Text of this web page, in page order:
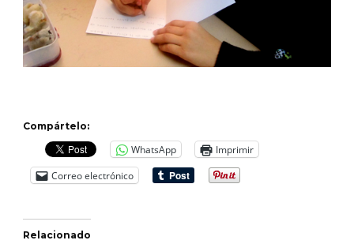
Compártelo:
WhatsApp
Imprimir
Correo electrónico
Relacionado